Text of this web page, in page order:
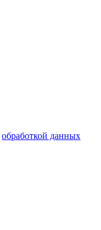
обработкой данных